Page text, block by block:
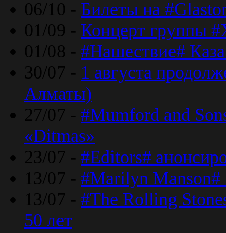
06/10 - Билеты на
01/09 - Концерт группы
01/08 - #Нашествие#
30/07 - 1 августа
Алматы)
27/07 - #Mumford and
«Ditmas»
23/07 - #Editors#
13/07 - #Marilyn Manson#
13/07 - #The Rolling
50 лет